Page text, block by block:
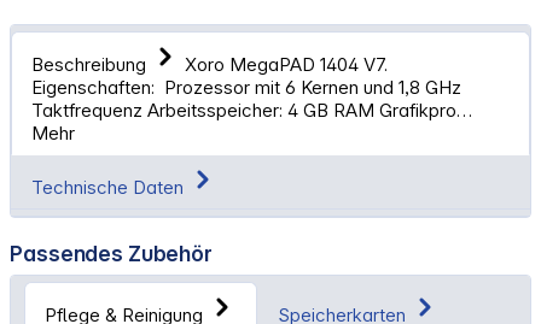
Beschreibung
Xoro MegaPAD 1404 V7.
Eigenschaften: Prozessor mit 6 Kernen und 1,8 GHz
Taktfrequenz Arbeitsspeicher: 4 GB RAM Grafikpro…
Mehr
Technische Daten
Passendes Zubehör
Pflege & Reinigung Speicherkarten